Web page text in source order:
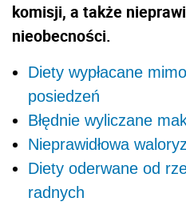
komisji, a także
nieobecności.
Diety wypłacane
posiedzeń
Błędnie wyliczane
Nieprawidłowa
Diety oderwane od
radnych